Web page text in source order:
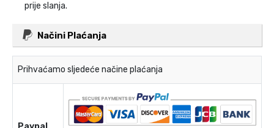
prije slanja.
Načini Plaćanja
Prihvaćamo sljedeće načine plaćanja